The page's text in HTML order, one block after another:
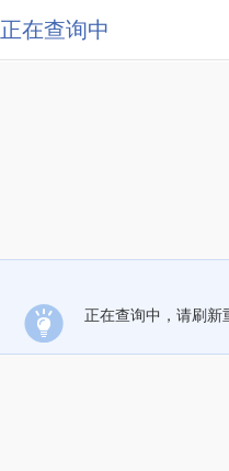
正在查询中
正在查询中，请刷新